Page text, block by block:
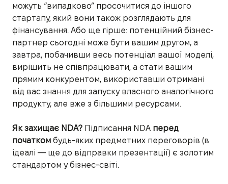
можуть “випадково” просочитися до іншого
стартапу, який вони також розглядають для
фінансування. Або ще гірше: потенційний бізнес-
партнер сьогодні може бути вашим другом, а
завтра, побачивши весь потенціал вашої моделі,
вирішить не співпрацювати, а стати вашим
прямим конкурентом, використавши отримані
від вас знання для запуску власного аналогічного
продукту, але вже з більшими ресурсами.
Як захищає NDA? Підписання NDA перед
початком будь-яких предметних переговорів (в
ідеалі — ще до відправки презентації) є золотим
стандартом у бізнес-світі.